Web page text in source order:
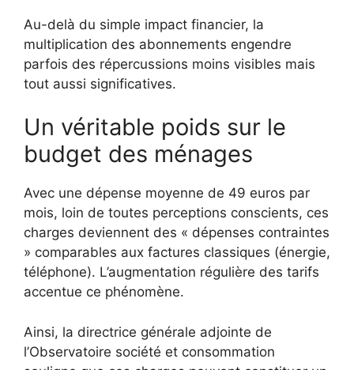
Au-delà du simple impact financier, la
multiplication des abonnements engendre
parfois des répercussions moins visibles mais
tout aussi significatives.
Un véritable poids sur le
budget des ménages
Avec une dépense moyenne de 49 euros par
mois, loin de toutes perceptions conscients, ces
charges deviennent des « dépenses contraintes
» comparables aux factures classiques (énergie,
téléphone). L’augmentation régulière des tarifs
accentue ce phénomène.
Ainsi, la directrice générale adjointe de
l’Observatoire société et consommation